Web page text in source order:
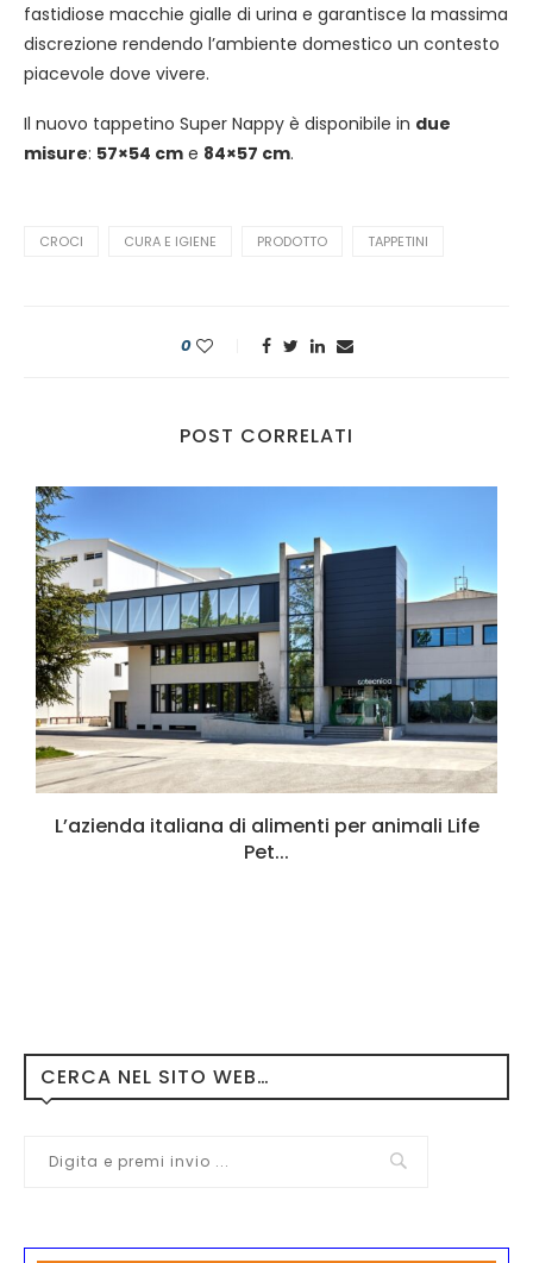
fastidiose macchie gialle di urina e garantisce la massima
discrezione rendendo l’ambiente domestico un contesto
piacevole dove vivere.
Il nuovo tappetino Super Nappy è disponibile in due
misure: 57×54 cm e 84×57 cm.
CROCI CURA E IGIENE PRODOTTO TAPPETINI
0
POST CORRELATI
L’azienda italiana di alimenti per animali Life
Pet...
CERCA NEL SITO WEB…